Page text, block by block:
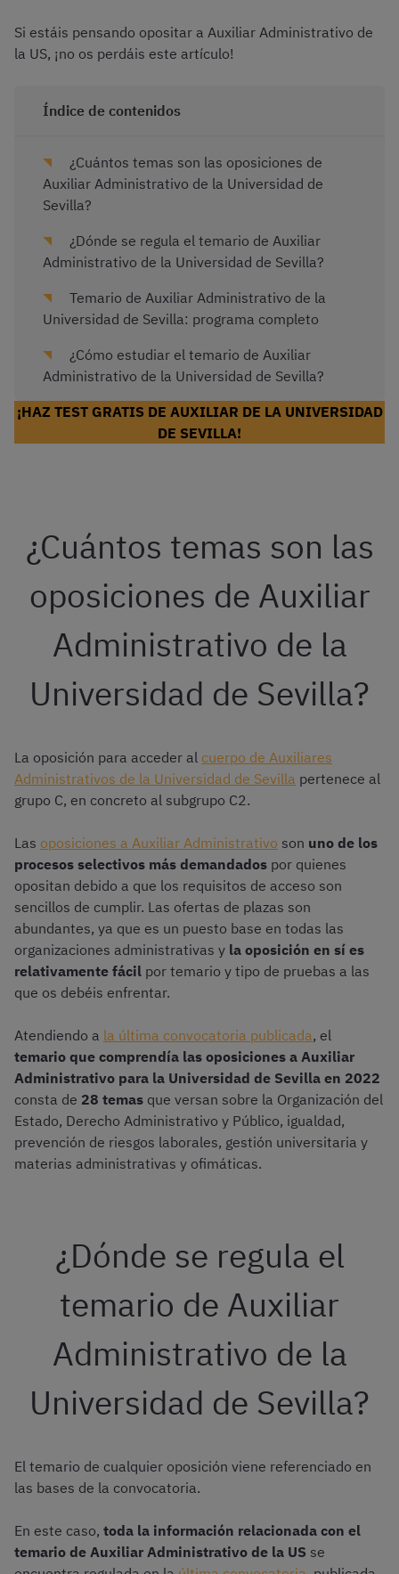
Si estáis pensando opositar a Auxiliar Administrativo de
la US, ¡no os perdáis este artículo!
Índice de contenidos
¿Cuántos temas son las oposiciones de
Auxiliar Administrativo de la Universidad de
Sevilla?
¿Dónde se regula el temario de Auxiliar
Administrativo de la Universidad de Sevilla?
Temario de Auxiliar Administrativo de la
Universidad de Sevilla: programa completo
¿Cómo estudiar el temario de Auxiliar
Administrativo de la Universidad de Sevilla?
¡HAZ TEST GRATIS DE AUXILIAR DE LA UNIVERSIDAD
DE SEVILLA!
¿Cuántos temas son las
oposiciones de Auxiliar
Administrativo de la
Universidad de Sevilla?
La oposición para acceder al cuerpo de Auxiliares
Administrativos de la Universidad de Sevilla pertenece al
grupo C, en concreto al subgrupo C2.
Las oposiciones a Auxiliar Administrativo son uno de los
procesos selectivos más demandados por quienes
opositan debido a que los requisitos de acceso son
sencillos de cumplir. Las ofertas de plazas son
abundantes, ya que es un puesto base en todas las
organizaciones administrativas y la oposición en sí es
relativamente fácil por temario y tipo de pruebas a las
que os debéis enfrentar.
Atendiendo a la última convocatoria publicada, el
temario que comprendía las oposiciones a Auxiliar
Administrativo para la Universidad de Sevilla en 2022
consta de 28 temas que versan sobre la Organización del
Estado, Derecho Administrativo y Público, igualdad,
prevención de riesgos laborales, gestión universitaria y
materias administrativas y ofimáticas.
¿Dónde se regula el
temario de Auxiliar
Administrativo de la
Universidad de Sevilla?
El temario de cualquier oposición viene referenciado en
las bases de la convocatoria.
En este caso, toda la información relacionada con el
temario de Auxiliar Administrativo de la US se